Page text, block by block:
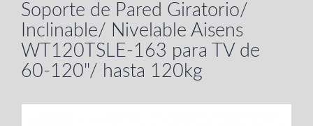
Soporte de Pared Giratorio/
Inclinable/ Nivelable Aisens
WT120TSLE-163 para TV de
60-120"/ hasta 120kg